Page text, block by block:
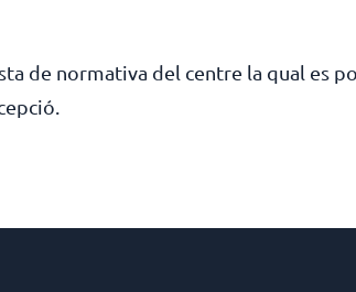
de normativa del centre la qual es